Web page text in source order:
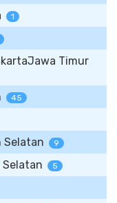
1
Timur
45
Selatan 9
5